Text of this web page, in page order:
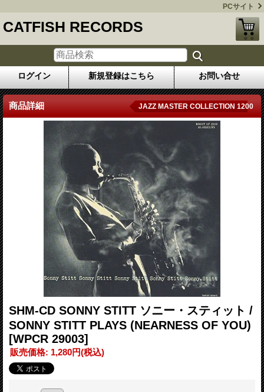
PCサイト
CATFISH RECORDS
ログイン 新規登録はこちら お問い合せ
商品詳細 JAZZ MASTER COLLECTION 1200
SHM-CD SONNY STITT ソニー・スティット /
SONNY STITT PLAYS (NEARNESS OF YOU)
[WPCR 29003]
販売価格: 1,280円(税込)